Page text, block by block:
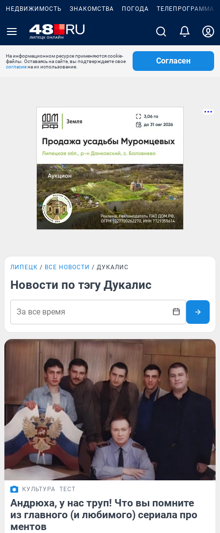
НЕДВИЖИМОСТЬ ЗНАКОМСТВА ПОГОДА ТЕЛЕПРОГРАММА
На информационном ресурсе применяются cookie-
файлы. Оставаясь на сайте, вы подтверждаете свое
согласиена их использование.
Согласен
ЛИПЕЦК ВСЕ НОВОСТИ ДУКАЛИС
Новости по тэгу Дукалис
КУЛЬТУРА ТЕСТ
Андрюха, у нас труп! Что вы помните
из главного (и любимого) сериала про
ментов